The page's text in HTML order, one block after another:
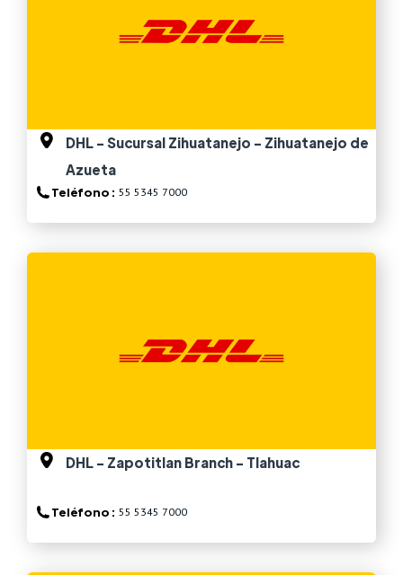
DHL - Sucursal Zihuatanejo - Zihuatanejo de
Azueta
Teléfono : 55 5345 7000
DHL - Zapotitlan Branch - Tlahuac
Teléfono : 55 5345 7000